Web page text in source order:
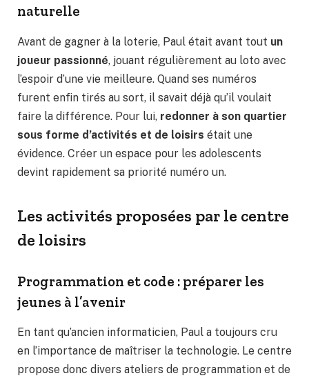
naturelle
Avant de gagner à la loterie, Paul était avant tout un
joueur passionné, jouant régulièrement au loto avec
l’espoir d’une vie meilleure. Quand ses numéros
furent enfin tirés au sort, il savait déjà qu’il voulait
faire la différence. Pour lui, redonner à son quartier
sous forme d’activités et de loisirs était une
évidence. Créer un espace pour les adolescents
devint rapidement sa priorité numéro un.
Les activités proposées par le centre
de loisirs
Programmation et code : préparer les
jeunes à l’avenir
En tant qu’ancien informaticien, Paul a toujours cru
en l’importance de maîtriser la technologie. Le centre
propose donc divers ateliers de programmation et de